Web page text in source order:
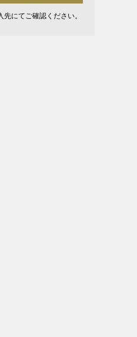
先にてご確認ください。